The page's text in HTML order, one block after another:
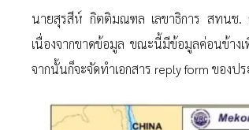
นายสุรสีห์ กิตติมณฑล เลขาธิการ สทนช. ก
เนื่องจากขาดข้อมูล ขณะนี้มีข้อมูลค่อนข้า
จากนั้นก็จะจัดทำเอกสาร reply form ของปร